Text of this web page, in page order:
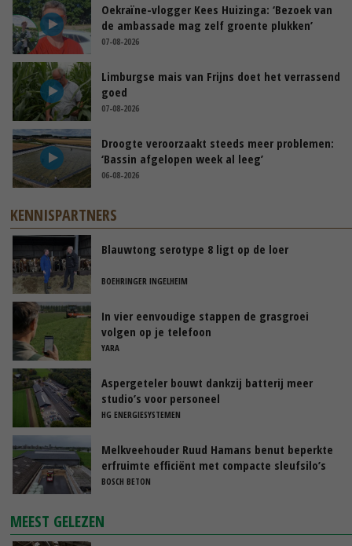
Oekraïne-vlogger Kees Huizinga: ‘Bezoek van
de ambassade mag zelf groente plukken’
07-08-2026
Limburgse mais van Frijns doet het verrassend
goed
07-08-2026
Droogte veroorzaakt steeds meer problemen:
‘Bassin afgelopen week al leeg’
06-08-2026
KENNISPARTNERS
Blauwtong serotype 8 ligt op de loer
BOEHRINGER INGELHEIM
In vier eenvoudige stappen de grasgroei
volgen op je telefoon
YARA
Aspergeteler bouwt dankzij batterij meer
studio’s voor personeel
HG ENERGIESYSTEMEN
Melkveehouder Ruud Hamans benut beperkte
erfruimte efficiënt met compacte sleufsilo’s
BOSCH BETON
MEEST GELEZEN